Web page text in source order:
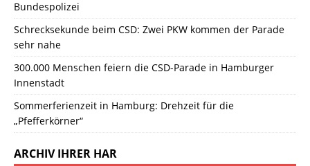
Bundespolizei
Schrecksekunde beim CSD: Zwei PKW kommen der Parade
sehr nahe
300.000 Menschen feiern die CSD-Parade in Hamburger
Innenstadt
Sommerferienzeit in Hamburg: Drehzeit für die
„Pfefferkörner“
ARCHIV IHRER HAR